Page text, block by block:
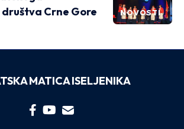
NOVOSTI
Crne Gore
MATICA ISELJENIKA